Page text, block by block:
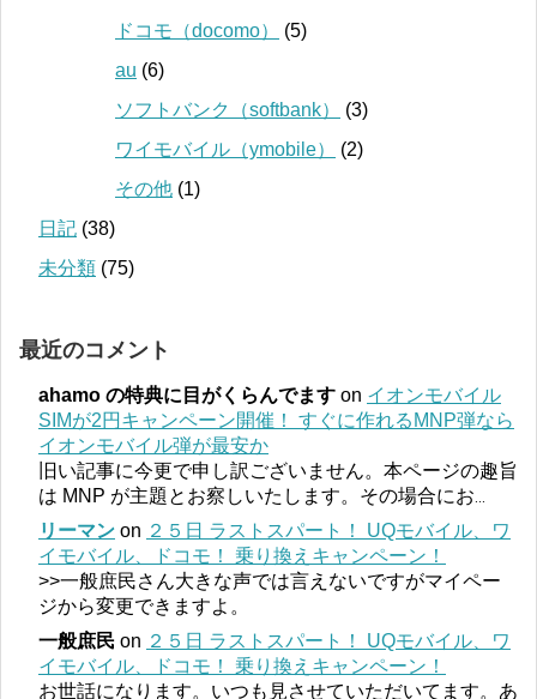
ドコモ（docomo）
(5)
au (6)
ソフトバンク（softbank）
(3)
ワイモバイル（ymobile）
(2)
その他 (1)
日記 (38)
未分類 (75)
最近のコメント
ahamo の特典に目がくらんでます on イオンモバイル
SIMが2円キャンペーン開催！ すぐに作れるMNP弾なら
イオンモバイル弾が最安か
旧い記事に今更で申し訳ございません。本ページの趣旨
は MNP が主題とお察しいたします。その場合にお
リーマン on ２５日 ラストスパート！ UQモバイル、ワ
イモバイル、ドコモ！ 乗り換えキャンペーン！
>>一般庶民さん大きな声では言えないですがマイペー
ジから変更できますよ。
一般庶民 on ２５日 ラストスパート！ UQモバイル、ワ
イモバイル、ドコモ！ 乗り換えキャンペーン！
お世話になります。いつも見させていただいてます。あ